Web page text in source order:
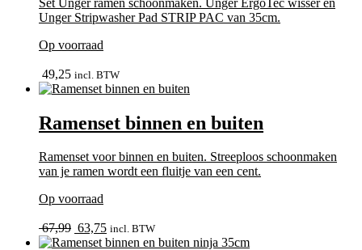
Unger Stripwasher Pad STRIP PAC van 35cm.
Op voorraad
49,25 incl. BTW
Ramenset binnen en buiten
Ramenset voor binnen en buiten. Streeploos schoonmaken
van je ramen wordt een fluitje van een cent.
Op voorraad
67,99 Oorspronkelijke
prijs
63,75Huidige
prijs
incl. BTW